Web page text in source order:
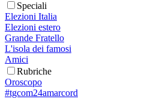
Speciali
Elezioni Italia
Elezioni estero
Grande Fratello
L'isola dei famosi
Amici
Rubriche
Oroscopo
#tgcom24amarcord